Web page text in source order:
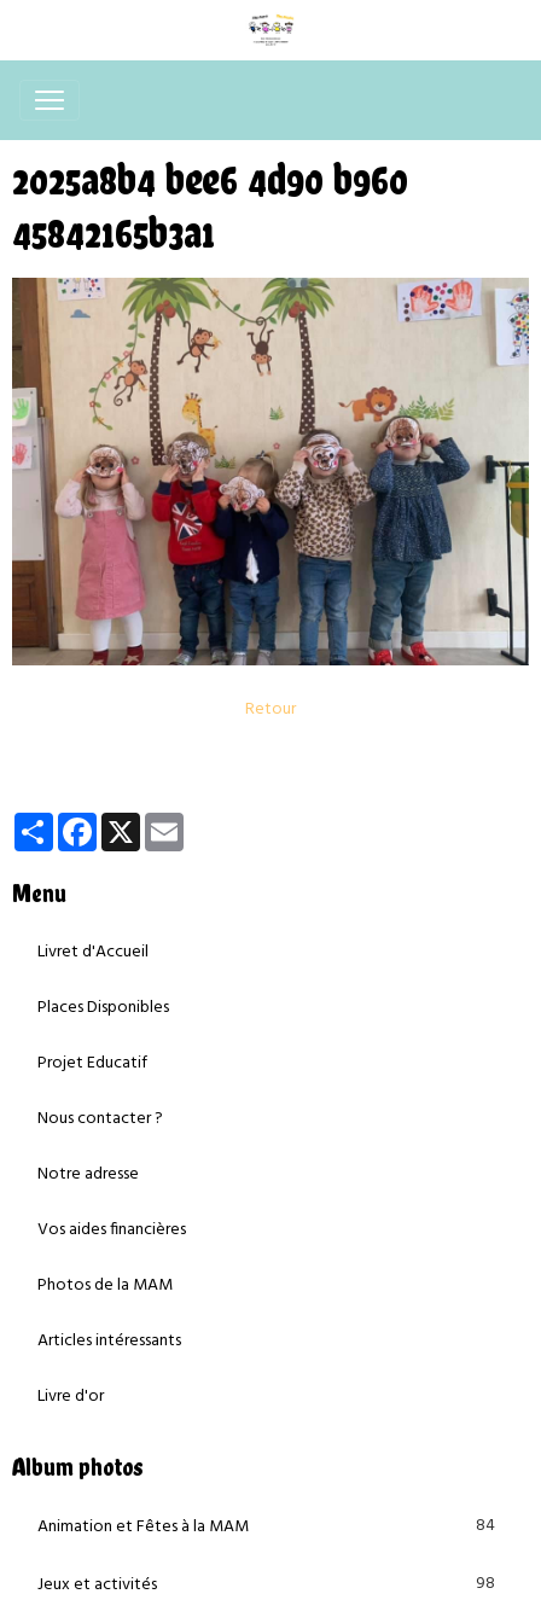
2025a8b4 bee6 4d90 b960
45842165b3a1
Retour
PartagerFacebook
X
Menu
Livret d'Accueil
Places Disponibles
Projet Educatif
Nous contacter ?
Notre adresse
Vos aides financières
Photos de la MAM
Articles intéressants
Livre d'or
Album photos
Animation et Fêtes à la MAM 84
Jeux et activités 98